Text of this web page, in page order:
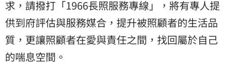
求，請撥打「1966長照服務專線」，將有專人提
供到府評估與服務媒合，提升被照顧者的生活品
質，更讓照顧者在愛與責任之間，找回屬於自己
的喘息空間。